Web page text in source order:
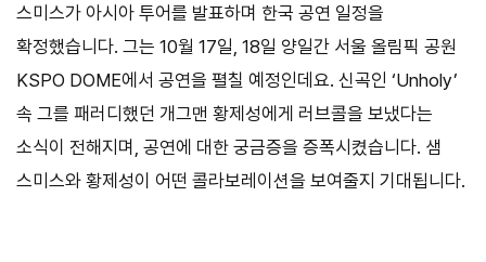
스미스가 아시아 투어를 발표하며 한국 공연 일정을
확정했습니다. 그는 10월 17일, 18일 양일간 서울 올림픽 공원
KSPO DOME에서 공연을 펼칠 예정인데요. 신곡인 ‘Unholy’
속 그를 패러디했던 개그맨 황제성에게 러브콜을 보냈다는
소식이 전해지며, 공연에 대한 궁금증을 증폭시켰습니다. 샘
스미스와 황제성이 어떤 콜라보레이션을 보여줄지 기대됩니다.